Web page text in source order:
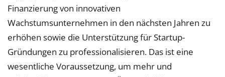
Finanzierung von innovativen
Wachstumsunternehmen in den nächsten Jahren zu
erhöhen sowie die Unterstützung für Startup-
Gründungen zu professionalisieren. Das ist eine
wesentliche Voraussetzung, um mehr und